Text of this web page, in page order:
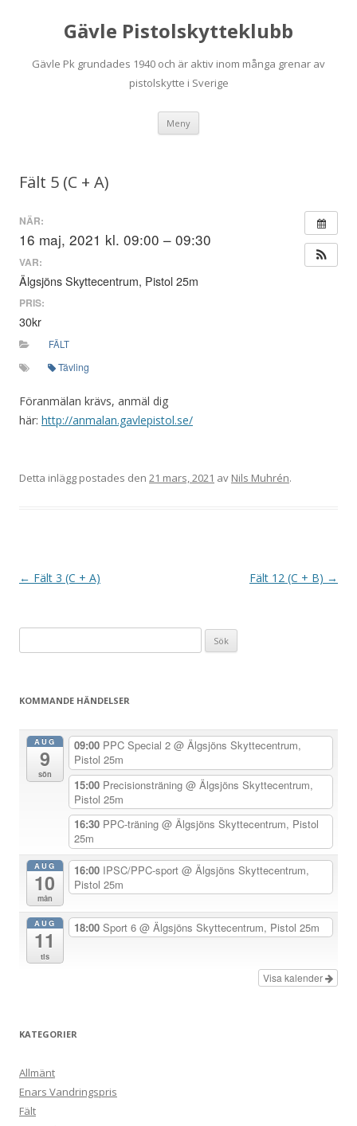
Gävle Pistolskytteklubb
Gävle Pk grundades 1940 och är aktiv inom många grenar av
pistolskytte i Sverige
Meny
Fält 5 (C + A)
NÄR:
16 maj, 2021 kl. 09:00 – 09:30
VAR:
Älgsjöns Skyttecentrum, Pistol 25m
PRIS:
30kr
FÄLT
Tävling
Föranmälan krävs, anmäl dig
här: http://anmalan.gavlepistol.se/
Detta inlägg postades den 21 mars, 2021 av Nils Muhrén.
I
n
n
← Fält 3 (C + A) Fält 12 (C + B) →
efter:
KOMMANDE HÄNDELSER
AUG
9
sön
09:00 PPC Special 2 @ Älgsjöns Skyttecentrum,
Pistol 25m
15:00 Precisionsträning @ Älgsjöns Skyttecentrum,
Pistol 25m
16:30 PPC-träning @ Älgsjöns Skyttecentrum, Pistol
25m
AUG
10
mån
16:00 IPSC/PPC-sport @ Älgsjöns Skyttecentrum,
Pistol 25m
AUG
11
tis
18:00 Sport 6 @ Älgsjöns Skyttecentrum, Pistol 25m
Visa kalender
KATEGORIER
Allmänt
Enars Vandringspris
Fält